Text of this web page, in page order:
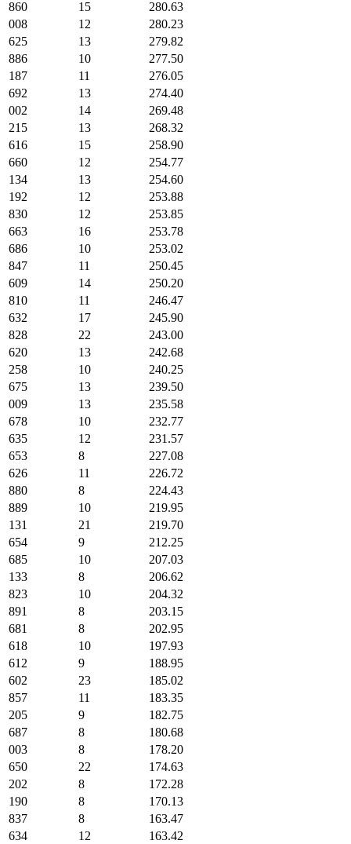
860 15
280.63
008
12
280.23
625
13
279.82
886
10
277.50
187
11
276.05
692
13
274.40
002
14
269.48
215
13
268.32
616
15
258.90
660
12
254.77
134
13
254.60
192
12
253.88
830
12
253.85
663
16
253.78
686
10
253.02
847
11
250.45
609
14
250.20
810
11
246.47
632
17
245.90
828
22
243.00
620
13
242.68
258
10
240.25
675
13
239.50
009
13
235.58
678
10
232.77
635
12
231.57
653
8
227.08
626
11
226.72
880
8
224.43
889
10
219.95
131
21
219.70
654
9
212.25
685
10
207.03
133
8
206.62
823
10
204.32
891
8
203.15
681
8
202.95
618
10
197.93
612
9
188.95
602
23
185.02
857
11
183.35
205
9
182.75
687
8
180.68
003
8
178.20
650
22
174.63
202
8
172.28
190
8
170.13
837
8
163.47
634
12
163.42